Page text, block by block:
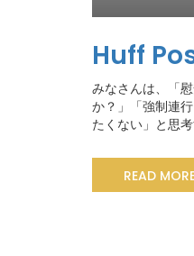
Huff
みなさんは、「
か？」「強制連
たくない」と思
READ